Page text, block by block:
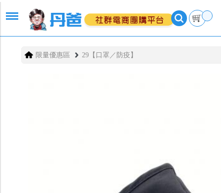
限量優惠區 29【口罩／防疫】